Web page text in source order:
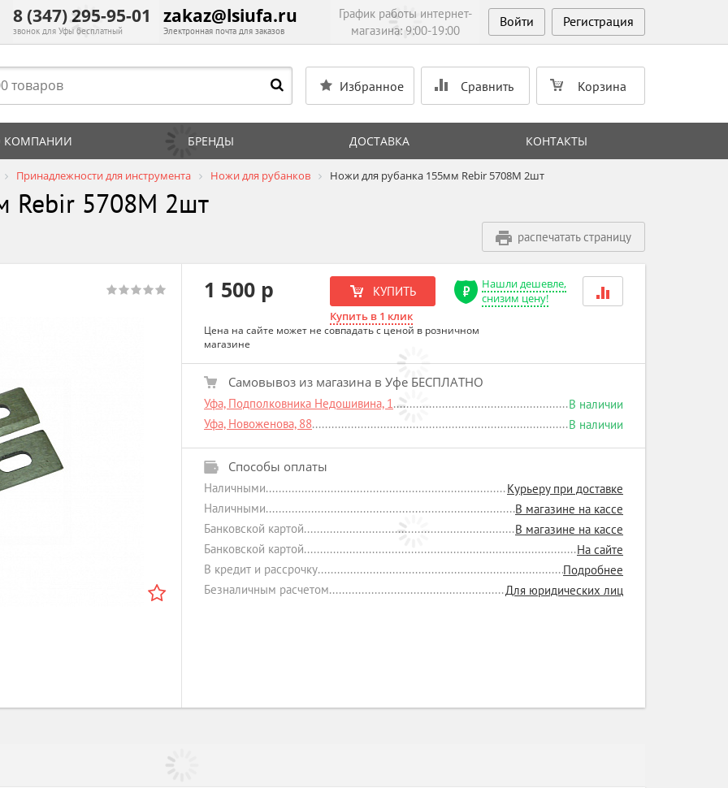
8 (347) 295-95-01
звонок для Уфы бесплатный
zakaz@lsiufa.ru
Электронная почта для заказов
График работы интернет-
магазина: 9:00-19:00
Войти Регистрация
Избранное Сравнить Корзина
КОМПАНИИ БРЕНДЫ ДОСТАВКА КОНТАКТЫ
Принадлежности для инструмента Ножи для рубанков Ножи для рубанка 155мм Rebir 5708M 2шт
Rebir 5708M 2шт
распечатать страницу
1 500 р КУПИТЬ
Купить в 1 клик
Нашли дешевле,
снизим цену!
Цена на сайте может не совпадать с ценой в розничном
магазине
Самовывоз из магазина в Уфе БЕСПЛАТНО
Уфа, Подполковника Недошивина, 1
В наличии
Уфа, Новоженова, 88
В наличии
Способы оплаты
Наличными
Курьеру при доставке
Наличными
В магазине на кассе
Банковской картой
В магазине на кассе
Банковской картой
На сайте
В кредит и рассрочку
Подробнее
Безналичным расчетом
Для юридических лиц